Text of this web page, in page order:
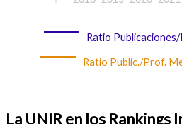
Ratio
Ratio Public./Prof.
La UNIR en los Rankings